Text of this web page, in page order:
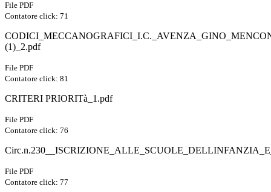
File PDF
Contatore click: 71
(1)_2.pdf
File PDF
Contatore click: 81
CRITERI PRIORITà_1.pdf
File PDF
Contatore click: 76
File PDF
Contatore click: 77